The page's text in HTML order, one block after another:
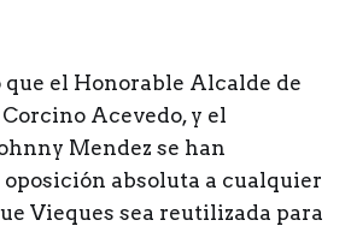
que el Honorable Alcalde de
Corcino Acevedo, y el
Mendez se han
absoluta a cualquier
Vieques sea reutilizada para